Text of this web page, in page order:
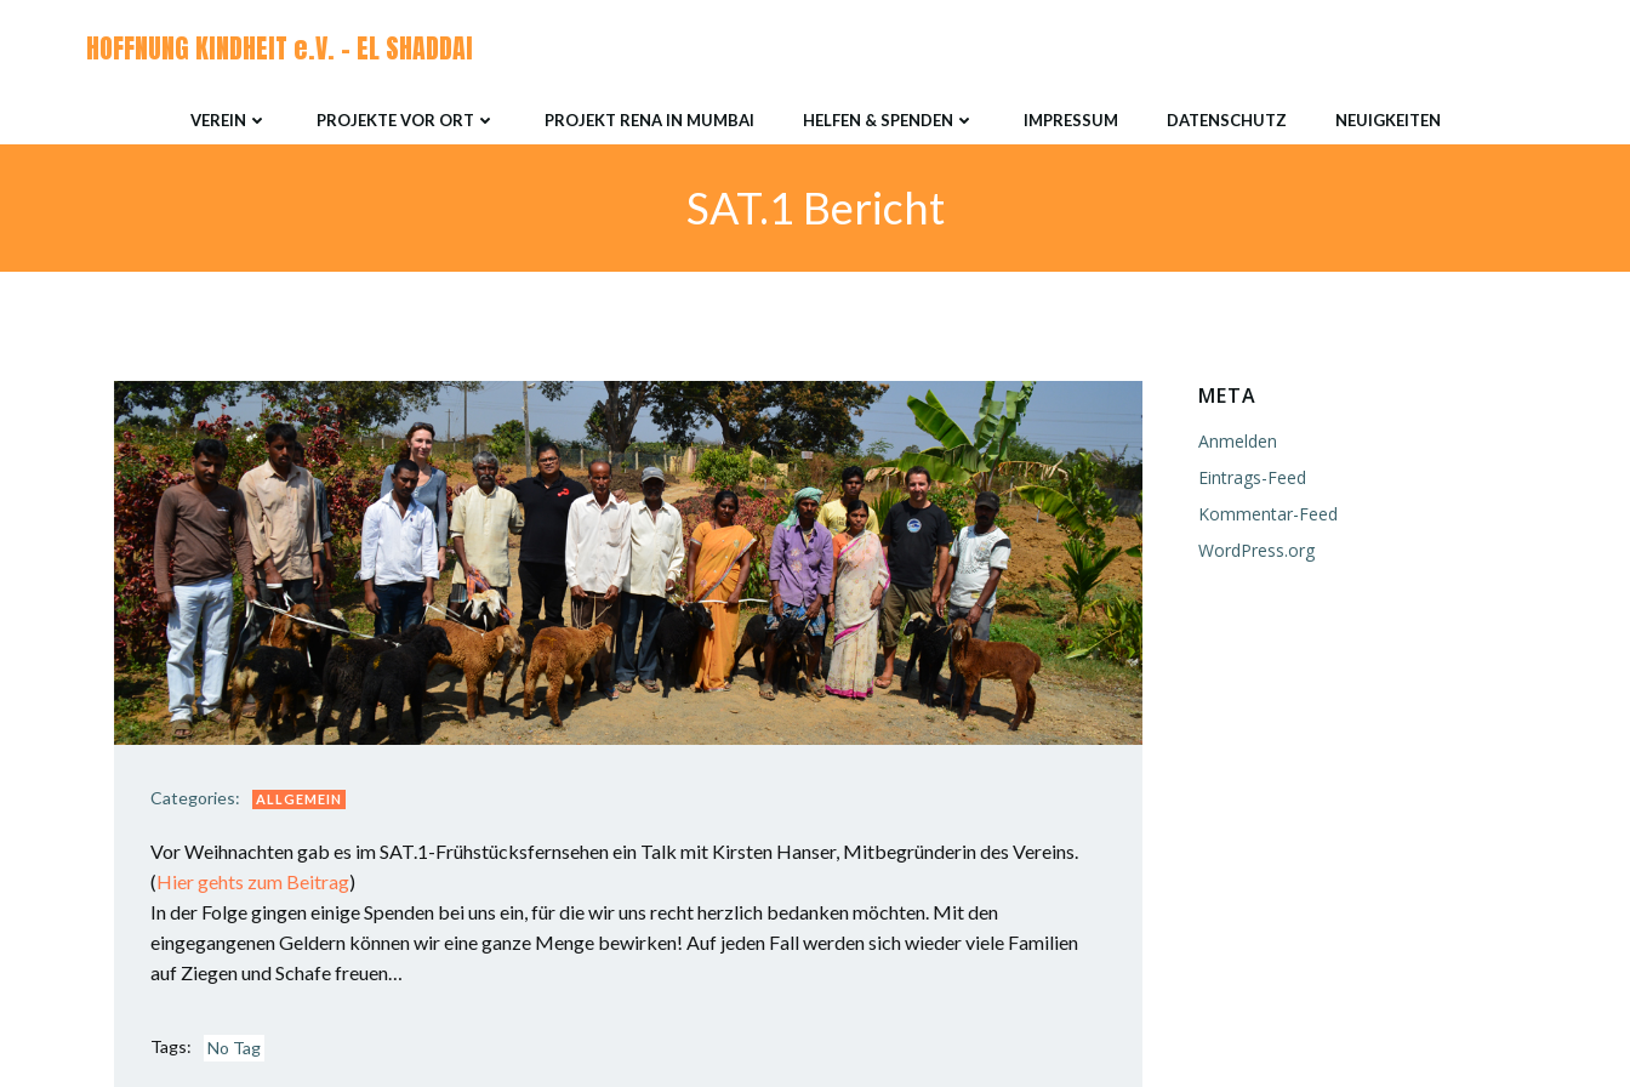
HOFFNUNG KINDHEIT e.V. - EL SHADDAI
VEREIN PROJEKTE VOR ORT PROJEKT RENA IN MUMBAI HELFEN & SPENDEN IMPRESSUM DATENSCHUTZ NEUIGKEITEN
SAT.1 Bericht
Categories: ALLGEMEIN
Vor Weihnachten gab es im SAT.1-Frühstücksfernsehen ein Talk mit Kirsten Hanser, Mitbegründerin des Vereins.
(Hier gehts zum Beitrag)
In der Folge gingen einige Spenden bei uns ein, für die wir uns recht herzlich bedanken möchten. Mit den
eingegangenen Geldern können wir eine ganze Menge bewirken! Auf jeden Fall werden sich wieder viele Familien
auf Ziegen und Schafe freuen…
Tags: No Tag
META
Anmelden
Eintrags-Feed
Kommentar-Feed
WordPress.org